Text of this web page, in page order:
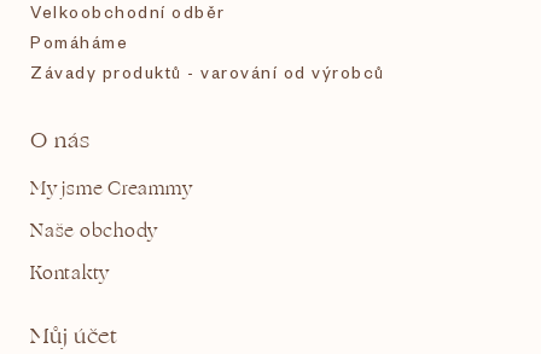
Velkoobchodní odběr
Pomáháme
Závady produktů - varování od výrobců
O nás
My jsme Creammy
Naše obchody
Kontakty
Můj účet